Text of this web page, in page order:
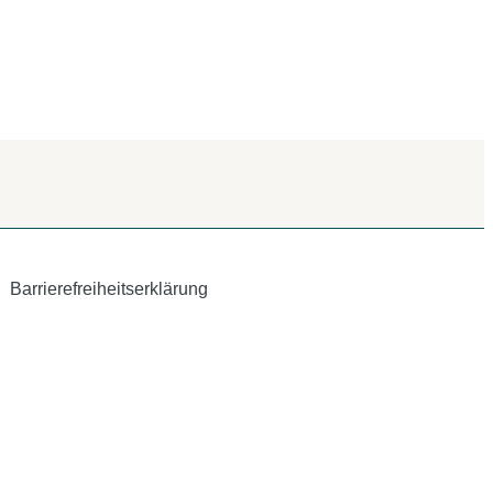
Barrierefreiheitserklärung